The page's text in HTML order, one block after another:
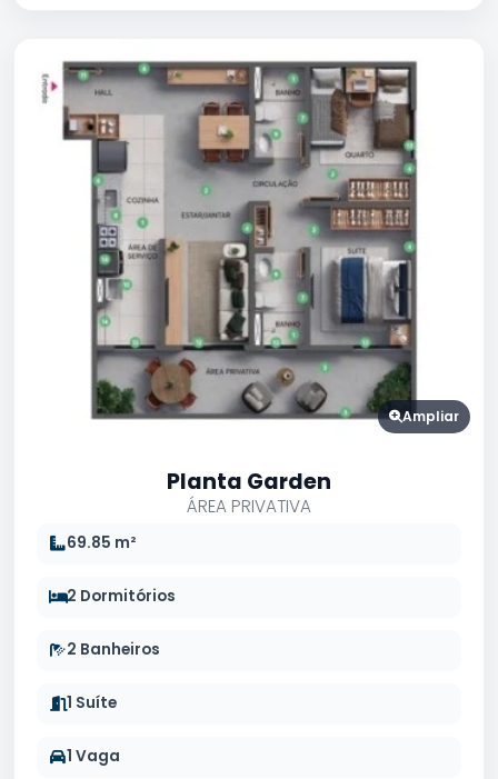
Ampliar
Planta Garden
ÁREA PRIVATIVA
69.85 m²
2 Dormitórios
2 Banheiros
1 Suíte
1 Vaga